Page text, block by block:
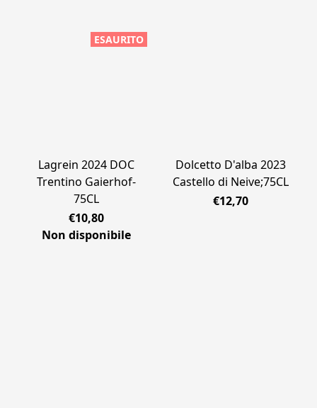
ESAURITO
Lagrein 2024 DOC
Trentino Gaierhof-
75CL
€10,80
Non disponibile
Dolcetto D'alba 2023
Castello di Neive;75CL
€12,70